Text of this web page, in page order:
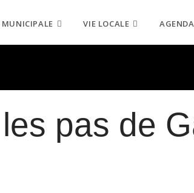
MUNICIPALE VIE LOCALE
pas de